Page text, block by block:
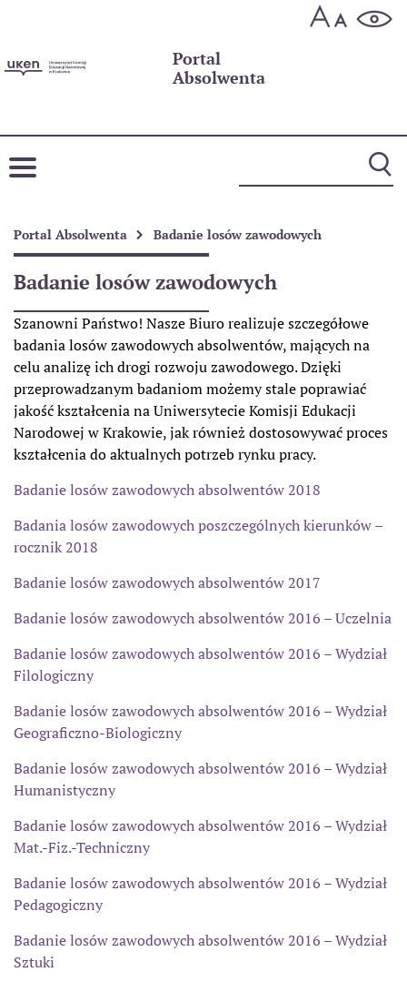
Portal
Absolwenta
Portal Absolwenta Badanie losów zawodowych
Badanie losów zawodowych
Szanowni Państwo! Nasze Biuro realizuje szczegółowe
badania losów zawodowych absolwentów, mających na
celu analizę ich drogi rozwoju zawodowego. Dzięki
przeprowadzanym badaniom możemy stale poprawiać
jakość kształcenia na Uniwersytecie Komisji Edukacji
Narodowej w Krakowie, jak również dostosowywać proces
kształcenia do aktualnych potrzeb rynku pracy.
Badanie losów zawodowych absolwentów 2018
Badania losów zawodowych poszczególnych kierunków –
rocznik 2018
Badanie losów zawodowych absolwentów 2017
Badanie losów zawodowych absolwentów 2016 – Uczelnia
Badanie losów zawodowych absolwentów 2016 – Wydział
Filologiczny
Badanie losów zawodowych absolwentów 2016 – Wydział
Geograficzno-Biologiczny
Badanie losów zawodowych absolwentów 2016 – Wydział
Humanistyczny
Badanie losów zawodowych absolwentów 2016 – Wydział
Mat.-Fiz.-Techniczny
Badanie losów zawodowych absolwentów 2016 – Wydział
Pedagogiczny
Badanie losów zawodowych absolwentów 2016 – Wydział
Sztuki